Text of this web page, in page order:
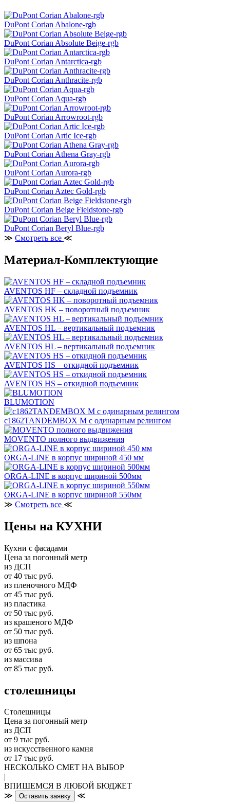
DuPont Corian Abalone-rgb
DuPont Corian Absolute Beige-rgb
DuPont Corian Antarctica-rgb
DuPont Corian Anthracite-rgb
DuPont Corian Aqua-rgb
DuPont Corian Arrowroot-rgb
DuPont Corian Artic Ice-rgb
DuPont Corian Athena Gray-rgb
DuPont Corian Aurora-rgb
DuPont Corian Aztec Gold-rgb
DuPont Corian Beige Fieldstone-rgb
DuPont Corian Beryl Blue-rgb
≫ Смотреть все ≪
Материал-Комплектующие
AVENTOS HF – складной подъемник
AVENTOS HK – поворотный подъемник
AVENTOS HL – вертикальный подъемник
AVENTOS HL – вертикальный подъемник
AVENTOS HS – откидной подъемник
AVENTOS HS – откидной подъемник
BLUMOTION
c1862TANDEMBOX М с одинарным релингом
MOVENTO полного выдвижения
ORGA-LINE в корпус шириной 450 мм
ORGA-LINE в корпус шириной 500мм
ORGA-LINE в корпус шириной 550мм
≫ Смотреть все ≪
Цены на КУХНИ
Кухни с фасадами
Цена за погонный метр
из ДСП
от 40 тыс руб.
из пленочного МДФ
от 45 тыс руб.
из пластика
от 50 тыс руб.
из крашеного МДФ
от 50 тыс руб.
из шпона
от 65 тыс руб.
из массива
от 85 тыс руб.
столешницы
Столешницы
Цена за погонный метр
из ДСП
от 9 тыс руб.
из искусственного камня
от 17 тыс руб.
НЕСКОЛЬКО СМЕТ НА ВЫБОР
ВПИШЕМСЯ В ЛЮБОЙ БЮДЖЕТ
≫
Оставить заявку ≪